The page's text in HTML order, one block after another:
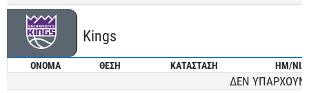
Kings
ONOMA ΘΕΣΗ ΚΑΤΑΣΤΑΣΗ ΗΜ/ΝΙΑ
ΔΕΝ ΥΠΑΡΧΟΥΝ